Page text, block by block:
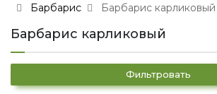
Барбарис
Барбарис карликовый
Барбарис карликовый
Фильтровать